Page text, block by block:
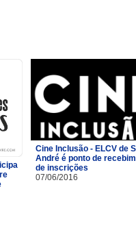
Cine Inclusão - ELCV de
André é ponto de
de inscrições
07/06/2016